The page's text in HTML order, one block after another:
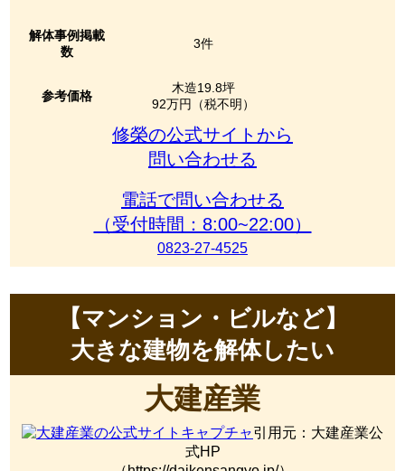
解体事例掲載
数
3件
参考価格
木造19.8坪
92万円（税不明）
修榮の公式サイトから
問い合わせる
電話で問い合わせる
（受付時間：8:00~22:00）
0823-27-4525
【マンション・ビルなど】
大きな建物を解体したい
大建産業
引用元：大建産業公
式HP